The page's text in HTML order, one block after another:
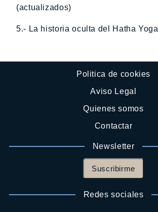
(actualizados)
5.- La historia oculta del Hatha Yoga
Politica de cookies
Aviso Legal
Quienes somos
Contactar
Newsletter
Suscribirme
Redes sociales